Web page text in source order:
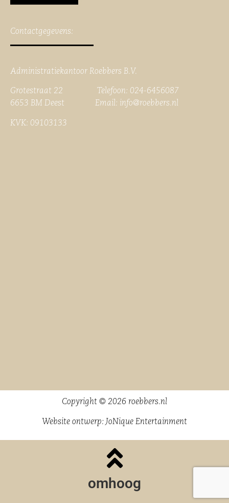
Contactgegevens:
Administratiekantoor Roebbers B.V.
Grotestraat 22 Telefoon: 024-6456087
6653 BM Deest Email: info@roebbers.nl
KVK: 09103133
Copyright © 2026 roebbers.nl
Website ontwerp: JoNique Entertainment
omhoog